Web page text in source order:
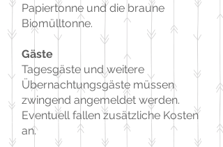
Papiertonne und die braune
Biomülltonne.
Gäste
Tagesgäste und weitere
Übernachtungsgäste müssen
zwingend angemeldet werden.
Eventuell fallen zusätzliche Kosten
an.